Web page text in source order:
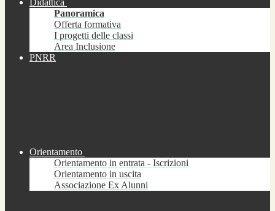
Didattica
Panoramica
Offerta formativa
I progetti delle classi
Area Inclusione
PNRR
Orientamento
Orientamento in entrata - Iscrizioni
Orientamento in uscita
Associazione Ex Alunni